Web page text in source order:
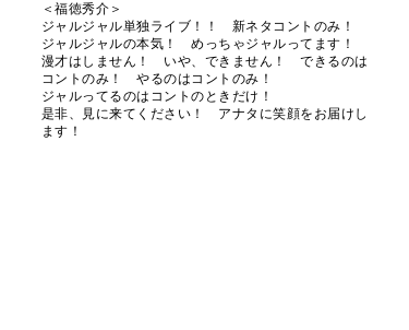
＜福徳秀介＞
ジャルジャル単独ライブ！！ 新ネタコントのみ！
ジャルジャルの本気！ めっちゃジャルってます！
漫才はしません！ いや、できません！ できるのは
コントのみ！ やるのはコントのみ！
ジャルってるのはコントのときだけ！
是非、見に来てください！ アナタに笑顔をお届けし
ます！